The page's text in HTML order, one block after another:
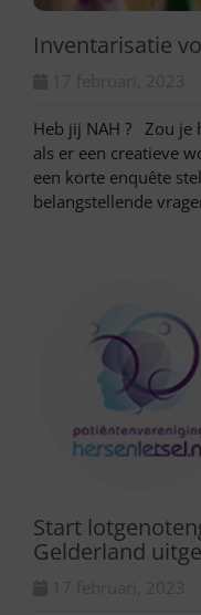
Inventarisatie
Heb jij NAH ? Zou je
als er een creatieve
een korte enquête
belangstellende
Start
Gelderland